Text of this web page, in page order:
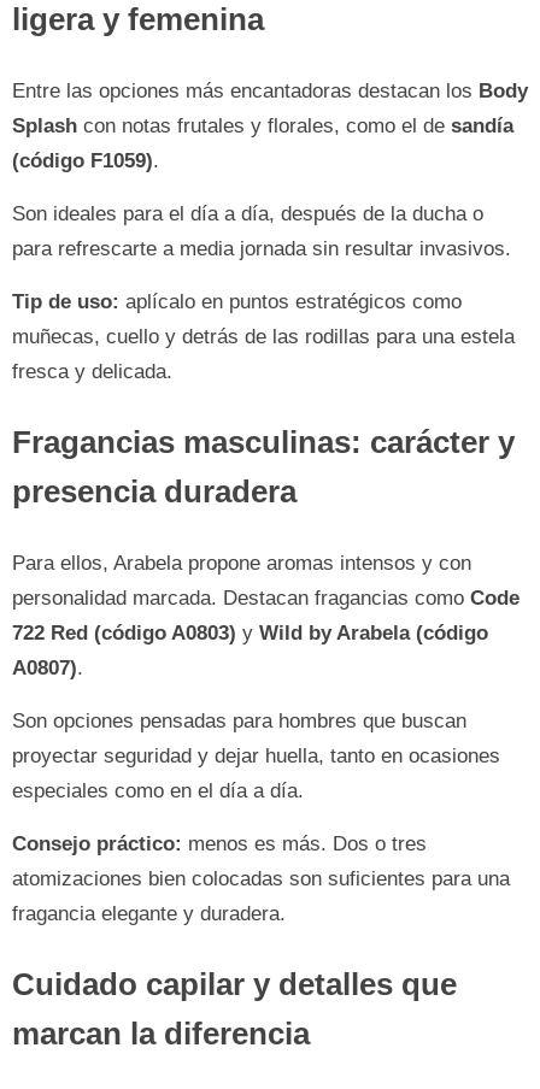
ligera y femenina
Entre las opciones más encantadoras destacan los Body
Splash con notas frutales y florales, como el de sandía
(código F1059).
Son ideales para el día a día, después de la ducha o
para refrescarte a media jornada sin resultar invasivos.
Tip de uso: aplícalo en puntos estratégicos como
muñecas, cuello y detrás de las rodillas para una estela
fresca y delicada.
Fragancias masculinas: carácter y
presencia duradera
Para ellos, Arabela propone aromas intensos y con
personalidad marcada. Destacan fragancias como Code
722 Red (código A0803) y Wild by Arabela (código
A0807).
Son opciones pensadas para hombres que buscan
proyectar seguridad y dejar huella, tanto en ocasiones
especiales como en el día a día.
Consejo práctico: menos es más. Dos o tres
atomizaciones bien colocadas son suficientes para una
fragancia elegante y duradera.
Cuidado capilar y detalles que
marcan la diferencia